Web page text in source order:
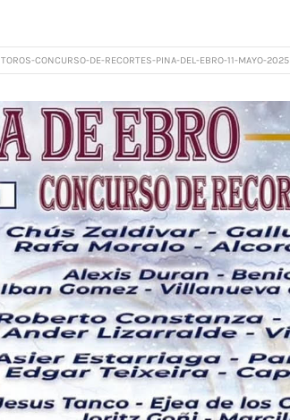
TOROS-CONCURSO-DE-RECORTES-PINA-DEL-EBRO-11-MAYO-2025